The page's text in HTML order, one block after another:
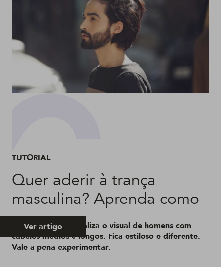
TUTORIAL
Quer aderir à trança
masculina? Aprenda como
O estilo da vez atualiza o visual de homens com
cabelos médios e longos. Fica estiloso e diferente.
Vale a pena experimentar.
Ver artigo